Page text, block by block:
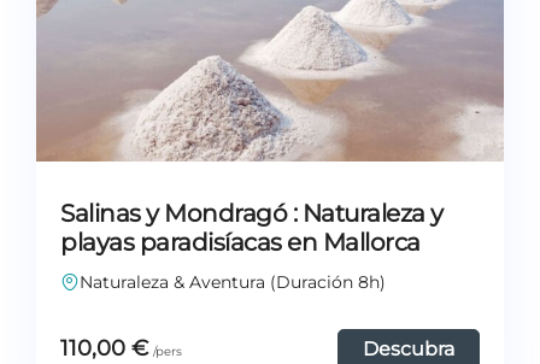
Salinas y Mondragó : Naturaleza y
playas paradisíacas en Mallorca
Naturaleza & Aventura (Duración 8h)
110,00 € Descubra